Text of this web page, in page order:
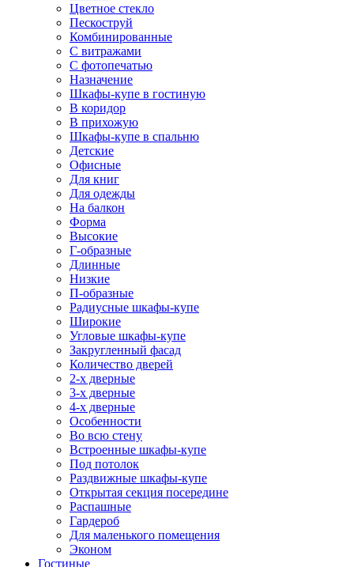
Цветное стекло
Пескоструй
Комбинированные
С витражами
С фотопечатью
Назначение
Шкафы-купе в гостиную
В коридор
В прихожую
Шкафы-купе в спальню
Детские
Офисные
Для книг
Для одежды
На балкон
Форма
Высокие
Г-образные
Длинные
Низкие
П-образные
Радиусные шкафы-купе
Широкие
Угловые шкафы-купе
Закругленный фасад
Количество дверей
2-х дверные
3-х дверные
4-х дверные
Особенности
Во всю стену
Встроенные шкафы-купе
Под потолок
Раздвижные шкафы-купе
Открытая секция посередине
Распашные
Гардероб
Для маленького помещения
Эконом
Гостиные